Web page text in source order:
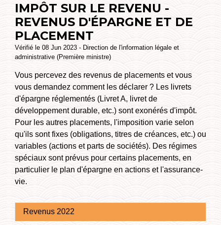
IMPÔT SUR LE REVENU -
REVENUS D'ÉPARGNE ET DE
PLACEMENT
Vérifié le 08 Jun 2023 - Direction de l'information légale et
administrative (Première ministre)
Vous percevez des revenus de placements et vous
vous demandez comment les déclarer ? Les livrets
d'épargne réglementés (Livret A, livret de
développement durable, etc.) sont exonérés d'impôt.
Pour les autres placements, l'imposition varie selon
qu'ils sont fixes (obligations, titres de créances, etc.) ou
variables (actions et parts de sociétés). Des régimes
spéciaux sont prévus pour certains placements, en
particulier le plan d'épargne en actions et l'assurance-
vie.
Revenus 2022